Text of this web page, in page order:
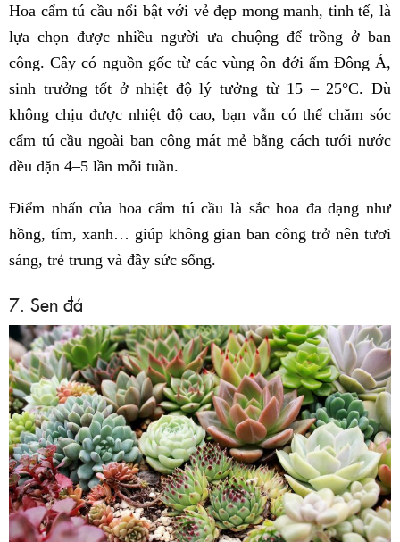
Hoa cẩm tú cầu nổi bật với vẻ đẹp mong manh, tinh tế, là
lựa chọn được nhiều người ưa chuộng để trồng ở ban
công. Cây có nguồn gốc từ các vùng ôn đới ấm Đông Á,
sinh trưởng tốt ở nhiệt độ lý tưởng từ 15 – 25°C. Dù
không chịu được nhiệt độ cao, bạn vẫn có thể chăm sóc
cẩm tú cầu ngoài ban công mát mẻ bằng cách tưới nước
đều đặn 4–5 lần mỗi tuần.
Điểm nhấn của hoa cẩm tú cầu là sắc hoa đa dạng như
hồng, tím, xanh… giúp không gian ban công trở nên tươi
sáng, trẻ trung và đầy sức sống.
7. Sen đá